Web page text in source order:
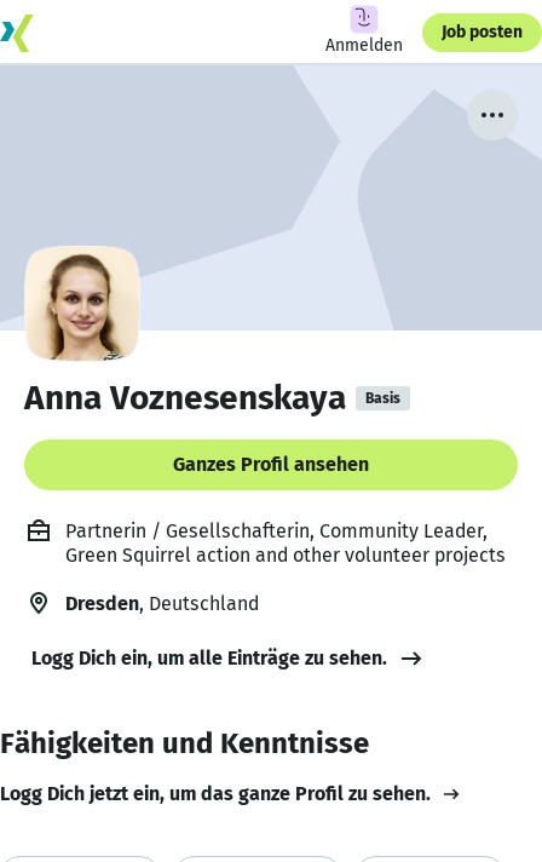
Anmelden
Job posten
Anna Voznesenskaya Basis
Ganzes Profil ansehen
Partnerin / Gesellschafterin, Community Leader,
Green Squirrel action and other volunteer projects
Dresden, Deutschland
Logg Dich ein, um alle Einträge zu sehen.
Fähigkeiten und Kenntnisse
Logg Dich jetzt ein, um das ganze Profil zu sehen.